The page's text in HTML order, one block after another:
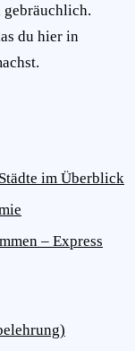
du hier in
im Überblick
– Express